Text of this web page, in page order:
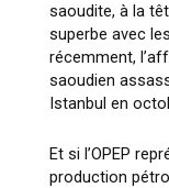
saoudite, à la
superbe avec
récemment,
saoudien
Istanbul en
Et si l’OPEP
production